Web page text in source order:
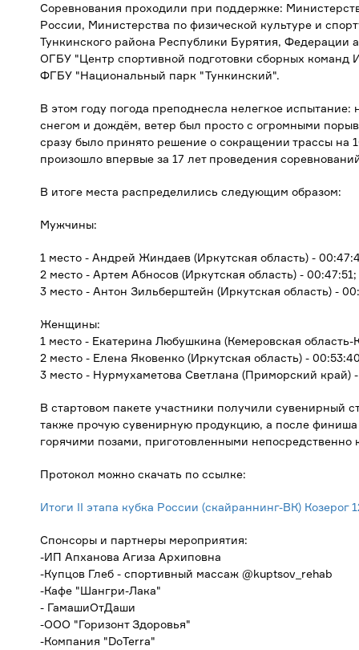
Соревнования проходили при поддержке:
России, Министерства по физической культуре и
Тункинского района Республики Бурятия, Федерации
ОГБУ "Центр спортивной подготовки сборных
ФГБУ "Национальный парк "Тункинский".
В этом году погода преподнесла нелегкое
снегом и дождём, ветер был просто с огромными
сразу было принято решение о сокращении трассы на
произошло впервые за 17 лет проведения
В итоге места распределились следующим образом:
Мужчины:
1 место - Андрей Жиндаев (Иркутская область) -
2 место - Артем Абносов (Иркутская область) - 00:47:51;
3 место - Антон Зильберштейн (Иркутская область) -
Женщины:
1 место - Екатерина Любушкина (Кемеровская
2 место - Елена Яковенко (Иркутская область) -
3 место - Нурмухаметова Светлана (Приморский край)
В стартовом пакете участники получили
также прочую сувенирную продукцию, а после финиша
горячими позами, приготовленными непосредственно
Протокол можно скачать по ссылке:
Итоги II этапа кубка России (скайраннинг-ВК) Козерог
Спонсоры и партнеры мероприятия:
-ИП Апханова Агиза Архиповна
-Купцов Глеб - спортивный массаж @kuptsov_rehab
-Кафе "Шангри-Лака"
- ГамашиОтДаши
-ООО "Горизонт Здоровья"
-Компания "DoTerra"